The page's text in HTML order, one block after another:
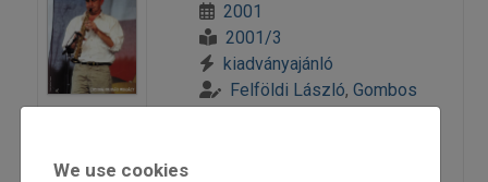
2001
2001/3
kiadványajánló
Felföldi László, Gombos
We use cookies